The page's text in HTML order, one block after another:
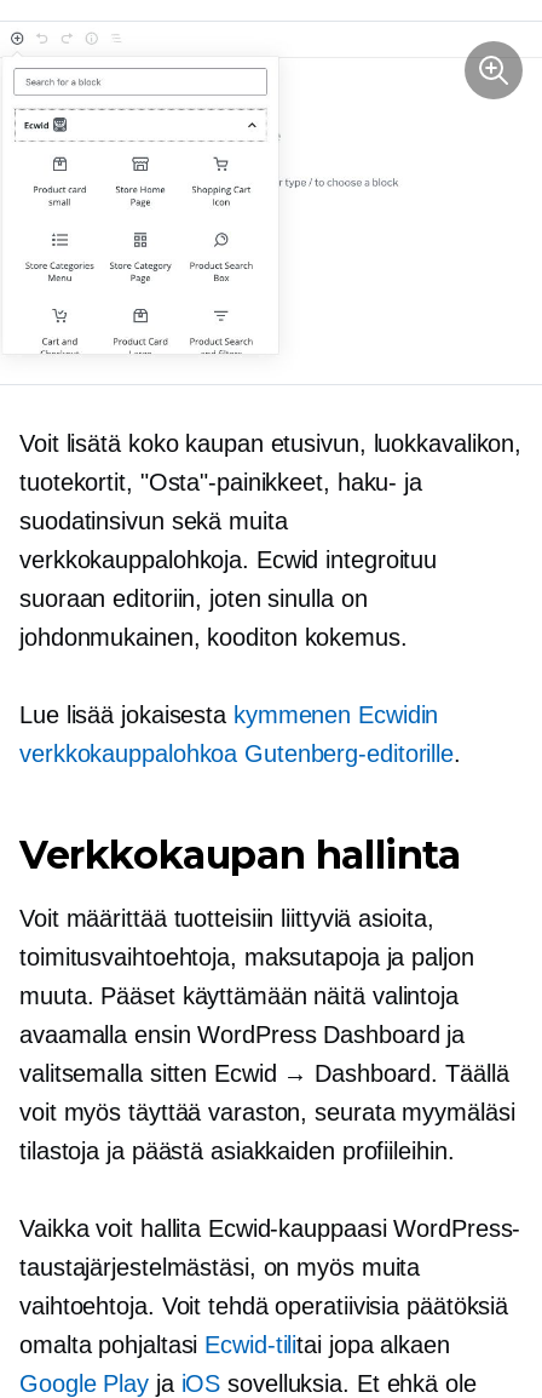
Voit lisätä koko kaupan etusivun, luokkavalikon,
tuotekortit, "Osta"-painikkeet, haku- ja
suodatinsivun sekä muita
verkkokauppalohkoja. Ecwid integroituu
suoraan editoriin, joten sinulla on
johdonmukainen, kooditon kokemus.
Lue lisää jokaisesta kymmenen Ecwidin
verkkokauppalohkoa Gutenberg-editorille.
Verkkokaupan hallinta
Voit määrittää tuotteisiin liittyviä asioita,
toimitusvaihtoehtoja, maksutapoja ja paljon
muuta. Pääset käyttämään näitä valintoja
avaamalla ensin WordPress Dashboard ja
valitsemalla sitten Ecwid → Dashboard. Täällä
voit myös täyttää varaston, seurata myymäläsi
tilastoja ja päästä asiakkaiden profiileihin.
Vaikka voit hallita Ecwid-kauppaasi WordPress-
taustajärjestelmästäsi, on myös muita
vaihtoehtoja. Voit tehdä operatiivisia päätöksiä
omalta pohjaltasi Ecwid-tilitai jopa alkaen
Google Playja iOS sovelluksia. Et ehkä ole